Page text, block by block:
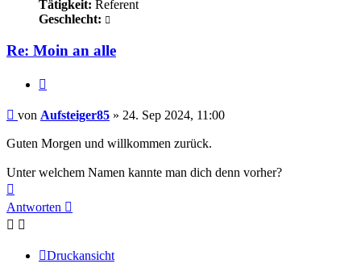
Tätigkeit: Referent
Geschlecht:
Re: Moin an alle
Beitrag
von Aufsteiger85 » 24. Sep 2024, 11:00
Guten Morgen und willkommen zurück.
Unter welchem Namen kannte man dich denn vorher?
oben
Antworten
Druckansicht